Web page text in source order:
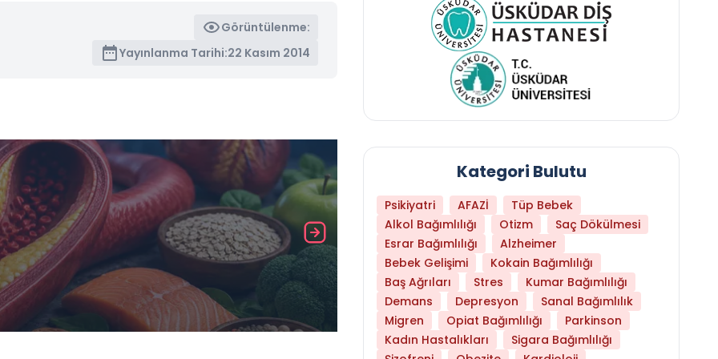
Görüntülenme:
Yayınlanma Tarihi:22 Kasım 2014
Daha Az Protein Tüketmek Yaşlanmayı
Kategori Bulutu
Psikiyatri AFAZİ
Tüp Bebek
Alkol Bağımlılığı
Otizm
Saç Dökülmesi
Esrar Bağımlılığı
Alzheimer
Bebek Gelişimi
Kokain Bağımlılığı
Baş Ağrıları
Stres
Kumar Bağımlılığı
Demans
Depresyon
Sanal Bağımlılık
Migren
Opiat Bağımlılığı
Parkinson
Kadın Hastalıkları
Sigara Bağımlılığı